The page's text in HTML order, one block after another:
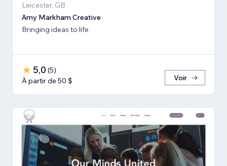
Leicester, GB
Amy Markham Creative
Bringing ideas to life
5,0 (5)
À partir de 50 $
Voir